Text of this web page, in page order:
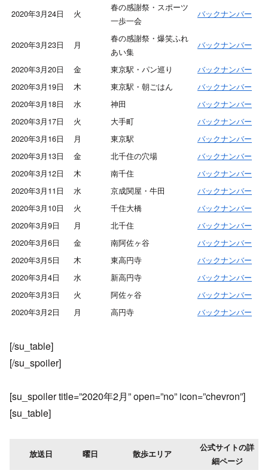
2020年3月24日 火
春の感謝祭・スポーツ
一歩一会
バックナンバー
2020年3月23日 月
春の感謝祭・爆笑ふれ
あい集
バックナンバー
2020年3月20日 金 東京駅・パン巡り
バックナンバー
2020年3月19日
木 東京駅・朝ごはん
バックナンバー
2020年3月18日
水 神田
バックナンバー
2020年3月17日
火 大手町
バックナンバー
2020年3月16日
月 東京駅
バックナンバー
2020年3月13日
金 北千住の穴場
バックナンバー
2020年3月12日
木 南千住
バックナンバー
2020年3月11日
水 京成関屋・牛田
バックナンバー
2020年3月10日
火 千住大橋
バックナンバー
2020年3月9日
月 北千住
バックナンバー
2020年3月6日
金 南阿佐ヶ谷
バックナンバー
2020年3月5日
木 東高円寺
バックナンバー
2020年3月4日
水 新高円寺
バックナンバー
2020年3月3日
火 阿佐ヶ谷
バックナンバー
2020年3月2日
月 高円寺 バックナンバー
[/su_table]
[/su_spoiler]
[su_spoiler title=”2020年2月” open=”no” icon=”chevron”]
[su_table]
放送日 曜日 散歩エリア
公式サイトの詳
細ページ